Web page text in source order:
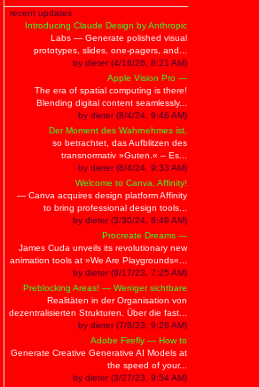
recent updates
Introducing Claude Design by Anthropic
Labs — Generate polished visual
prototypes, slides, one-pagers, and...
by dieter (4/18/26, 8:21 AM)
Apple Vision Pro —
The era of spatial computing is there!
Blending digital content seamlessly...
by dieter (8/4/24, 9:46 AM)
Der Moment des Wahrnehmes ist,
so betrachtet, das Aufblitzen des
transnormativ »Guten.« – Es...
by dieter (8/4/24, 9:33 AM)
Welcome to Canva, Affinity!
— Canva acquires design platform Affinity
to bring professional design tools...
by dieter (3/30/24, 8:49 AM)
Procreate Dreams —
James Cuda unveils its revolutionary new
animation tools at »We Are Playgrounds«...
by dieter (9/17/23, 7:25 AM)
Preblocking Areas! — Weniger sichtbare
Realitäten in der Organisation von
dezentralisierten Strukturen. Über die fast...
by dieter (7/8/23, 9:26 AM)
Adobe Firefly — How to
Generate Creative Generative AI Models at
the speed of your...
by dieter (3/27/23, 9:54 AM)